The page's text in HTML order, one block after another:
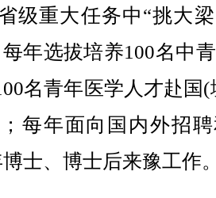
级重大任务中“挑大
年选拔培养100名中
名青年医学人才赴国(
每年面向国内外招
士、博士后来豫工作